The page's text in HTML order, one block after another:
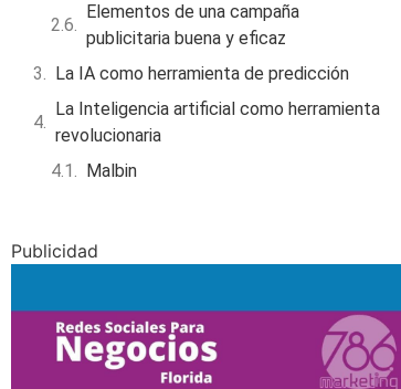
Elementos de una campaña
publicitaria buena y eficaz
La IA como herramienta de predicción
La Inteligencia artificial como herramienta
revolucionaria
Malbin
Publicidad